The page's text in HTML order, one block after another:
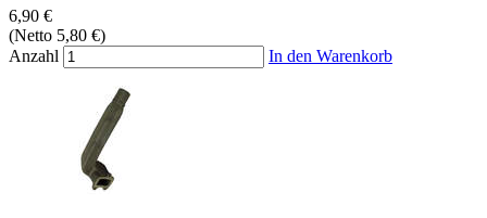
6,90 €
(Netto 5,80 €)
Anzahl
In den Warenkorb